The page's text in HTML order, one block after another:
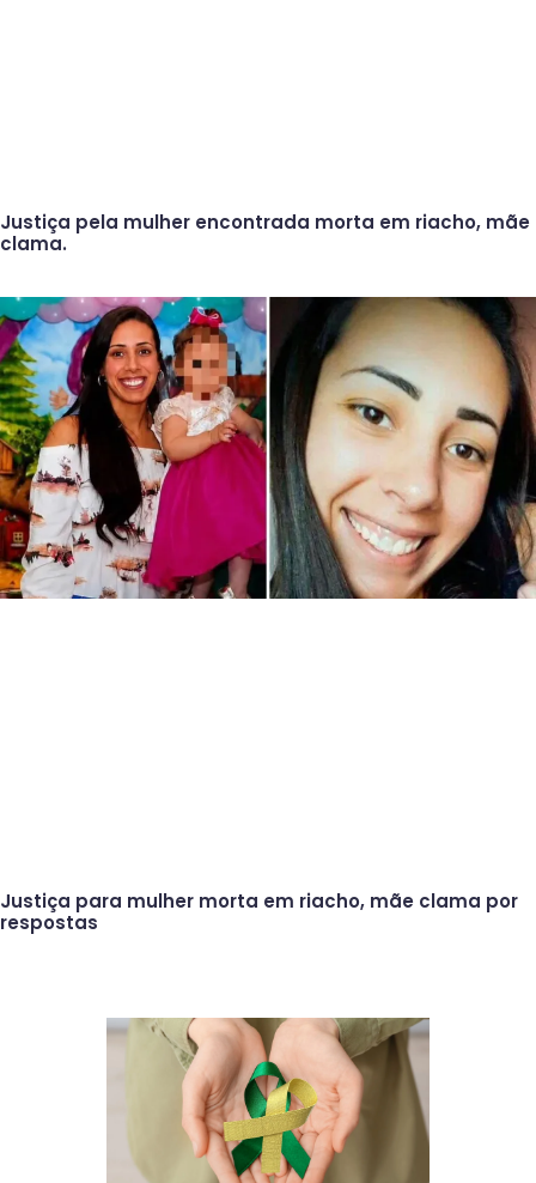
Justiça pela mulher encontrada morta em riacho, mãe
clama.
Justiça para mulher morta em riacho, mãe clama por
respostas